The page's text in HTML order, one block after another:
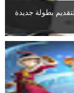
بطولة جديدة